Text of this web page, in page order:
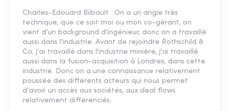
Charles-Edouard Bilbault : On a un angle très
technique, que ce soit moi ou mon co-gérant, on
vient d'un background d'ingénieur, donc on a travaillé
aussi dans l'industrie. Avant de rejoindre Rothschild &
Co, j'ai travaillé dans l'industrie minière, j'ai travaillé
aussi dans la fusion-acquisition à Londres, dans cette
industrie. Donc on a une connaissance relativement
poussée des différents acteurs qui nous permet
d'avoir un accès aux sociétés, aux deal flows
relativement différenciés.